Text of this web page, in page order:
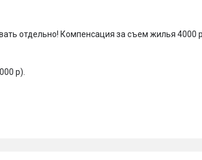
отдельно! Компенсация за съем жилья 4000 р.
р).